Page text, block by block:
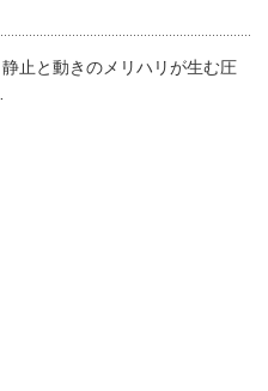
止と動きのメリハリが生む圧